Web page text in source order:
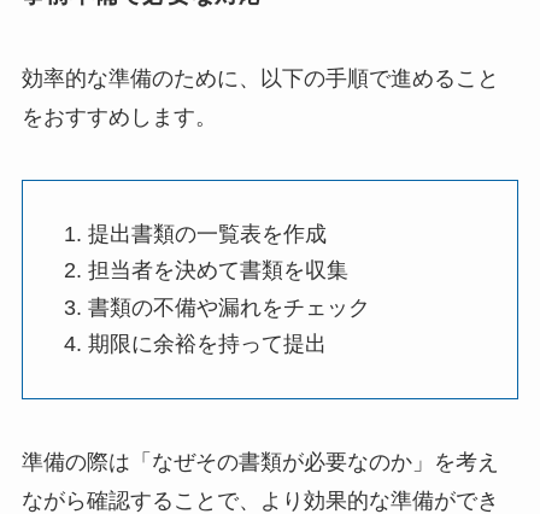
効率的な準備のために、以下の手順で進めること
をおすすめします。
提出書類の一覧表を作成
担当者を決めて書類を収集
書類の不備や漏れをチェック
期限に余裕を持って提出
準備の際は「なぜその書類が必要なのか」を考え
ながら確認することで、より効果的な準備ができ